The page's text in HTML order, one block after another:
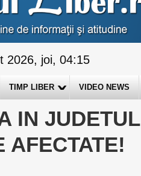
2026, joi, 04:15
TIMP LIBER VIDEO NEWS
IN JUDETUL
AFECTATE!